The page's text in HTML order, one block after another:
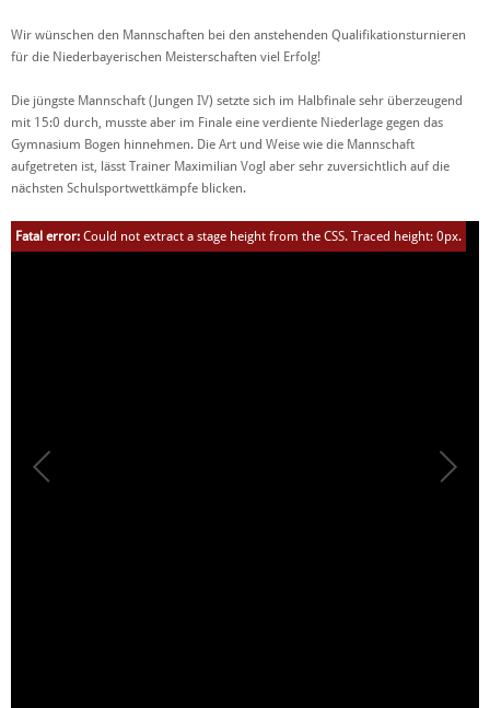
Wir wünschen den Mannschaften bei den anstehenden Qualifikationsturnieren
für die Niederbayerischen Meisterschaften viel Erfolg!
Die jüngste Mannschaft (Jungen IV) setzte sich im Halbfinale sehr überzeugend
mit 15:0 durch, musste aber im Finale eine verdiente Niederlage gegen das
Gymnasium Bogen hinnehmen. Die Art und Weise wie die Mannschaft
aufgetreten ist, lässt Trainer Maximilian Vogl aber sehr zuversichtlich auf die
nächsten Schulsportwettkämpfe blicken.
Fatal error: Could not extract a stage height from the CSS. Traced height: 0px.